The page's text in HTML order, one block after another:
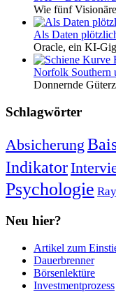
Wie fünf
Als Daten
Oracle, ein KI-
Norfolk Southern
Donnernde
Schlagwörter
Absicherung
Indikator
Psychologie
Neu hier?
Artikel zum
Dauerbrenner
Börsenlektüre
Investmentprozess